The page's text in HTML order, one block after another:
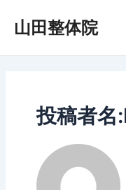
山田整体院
投稿者名